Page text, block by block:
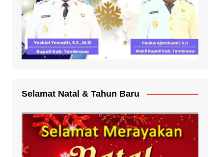
Selamat Natal & Tahun Baru